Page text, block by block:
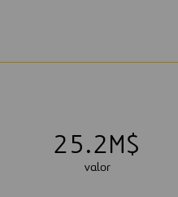
25.2M$
valor